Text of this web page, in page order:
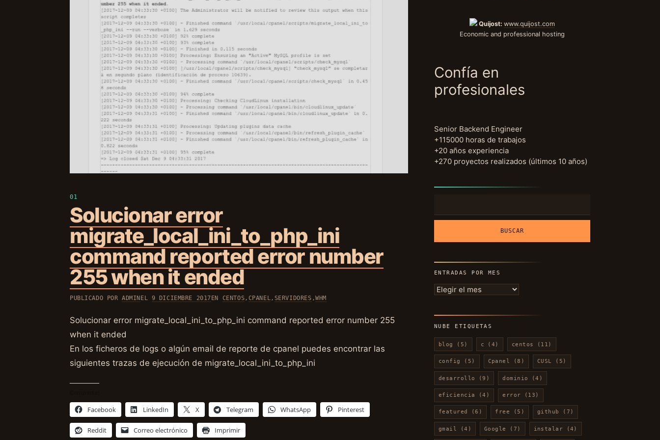
Solucionar error
migrate_local_ini_to_php_ini
command reported error number
255 when it ended
PUBLICADO PORADMIN EL 9 DICIEMBRE 2017 EN CENTOS, CPANEL, SERVIDORES ,WHM
Solucionar error migrate_local_ini_to_php_ini command reported error number 255
when it ended
En los ficheros de logs o algún email de reporte de cpanel puedes encontrar las
siguientes trazas de ejecución de migrate_local_ini_to_php_ini
Facebook LinkedIn X Telegram WhatsApp Pinterest
Reddit Correo electrónico Imprimir
Quijost: www.quijost.com
Economic and professional hosting
Confía en
profesionales
Senior Backend Engineer
+115000 horas de trabajos
+20 años experiencia
+270 proyectos realizados (últimos 10 años)
ENTRADAS POR MES
Entradas
NUBE ETIQUETAS
blog (5) c (4) centos (11)
config (5) Cpanel (8) CUSL (5)
desarrollo (9) dominio (4)
eficiencia (4) error (13)
featured (6) free (5) github (7)
gmail (4) Google (7) instalar (4)